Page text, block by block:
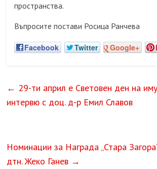
пространства.
Въпросите постави Росица Ранчева
Facebook Twitter Google+
← 29-ти април е Световен ден на
интервю с доц. д-р Емил Славов
Номинации за Награда „Стара
дтн. Жеко Ганев →